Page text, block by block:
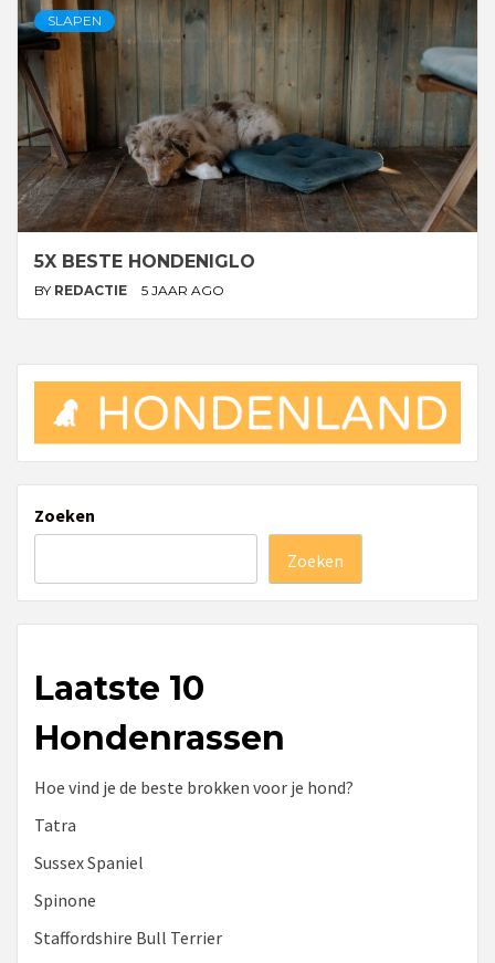
SLAPEN
5X BESTE HONDENIGLO
BY REDACTIE 5 JAAR AGO
Zoeken
Zoeken
Laatste 10
Hondenrassen
Hoe vind je de beste brokken voor je hond?
Tatra
Sussex Spaniel
Spinone
Staffordshire Bull Terrier